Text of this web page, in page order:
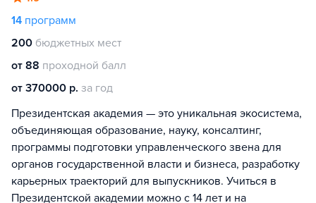
14 программ
200 бюджетных мест
от 88 проходной балл
от 370000 р. за год
Президентская академия — это уникальная экосистема,
объединяющая образование, науку, консалтинг,
программы подготовки управленческого звена для
органов государственной власти и бизнеса, разработку
карьерных траекторий для выпускников. Учиться в
Президентской академии можно с 14 лет и на